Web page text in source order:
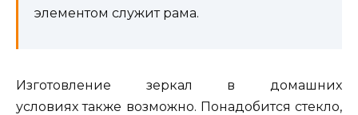
элементом служит рама.
Изготовление зеркал в домашних
условиях также возможно. Понадобится стекло,